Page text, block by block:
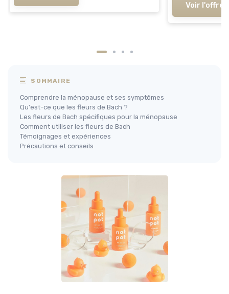
Voir l'offre
SOMMAIRE
Comprendre la ménopause et ses symptômes
Qu'est-ce que les fleurs de Bach ?
Les fleurs de Bach spécifiques pour la ménopause
Comment utiliser les fleurs de Bach
Témoignages et expériences
Précautions et conseils